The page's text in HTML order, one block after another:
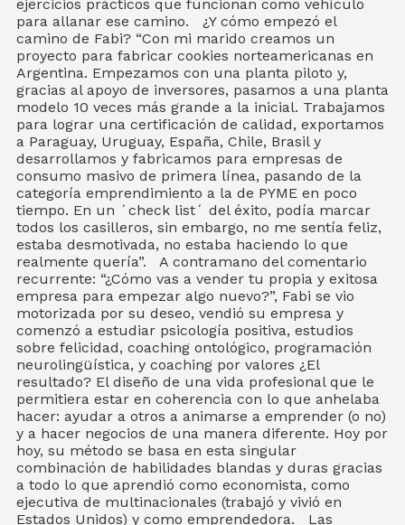
ejercicios prácticos que funcionan como vehículo
para allanar ese camino. ¿Y cómo empezó el
camino de Fabi? “Con mi marido creamos un
proyecto para fabricar cookies norteamericanas en
Argentina. Empezamos con una planta piloto y,
gracias al apoyo de inversores, pasamos a una planta
modelo 10 veces más grande a la inicial. Trabajamos
para lograr una certificación de calidad, exportamos
a Paraguay, Uruguay, España, Chile, Brasil y
desarrollamos y fabricamos para empresas de
consumo masivo de primera línea, pasando de la
categoría emprendimiento a la de PYME en poco
tiempo. En un ´check list´ del éxito, podía marcar
todos los casilleros, sin embargo, no me sentía feliz,
estaba desmotivada, no estaba haciendo lo que
realmente quería”. A contramano del comentario
recurrente: “¿Cómo vas a vender tu propia y exitosa
empresa para empezar algo nuevo?”, Fabi se vio
motorizada por su deseo, vendió su empresa y
comenzó a estudiar psicología positiva, estudios
sobre felicidad, coaching ontológico, programación
neurolingüística, y coaching por valores ¿El
resultado? El diseño de una vida profesional que le
permitiera estar en coherencia con lo que anhelaba
hacer: ayudar a otros a animarse a emprender (o no)
y a hacer negocios de una manera diferente. Hoy por
hoy, su método se basa en esta singular
combinación de habilidades blandas y duras gracias
a todo lo que aprendió como economista, como
ejecutiva de multinacionales (trabajó y vivió en
Estados Unidos) y como emprendedora. Las